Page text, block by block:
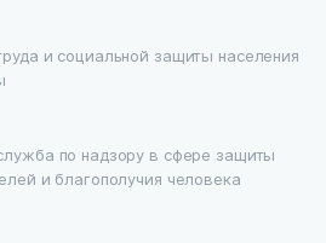
и социальной защиты населения
по надзору в сфере защиты
и благополучия человека